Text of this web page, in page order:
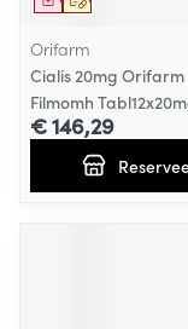
Orifarm
Cialis 20mg Orifarm
Filmomh
€ 146,29